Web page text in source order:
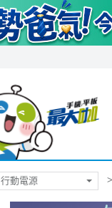
行動電源